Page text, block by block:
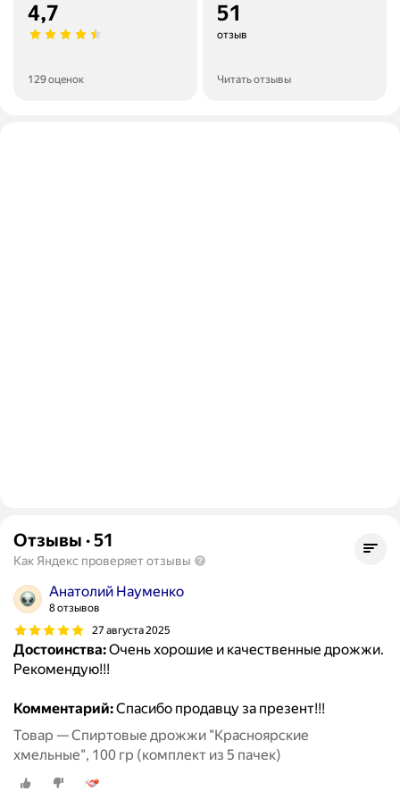
4,7
129 оценок
51
отзыв
Читать отзывы
Отзывы ·51
Как Яндекс проверяет отзывы
Анатолий Науменко
8 отзывов
27 августа 2025
Достоинства:Очень хорошие и качественные дрожжи.
Рекомендую!!!
Комментарий:Спасибо продавцу за презент!!!
Товар — Спиртовые дрожжи "Красноярские
хмельные", 100 гр (комплект из 5 пачек)